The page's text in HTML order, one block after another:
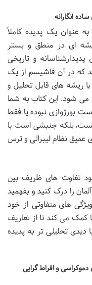
انگارانه
عنوان یک پدیده کاملاً
ای در منطق و بستر
پدیدارشناسانه و تاریخی
که در آن فاشیسم از یک
ریشه های قابل تحلیل و
می شود. این کتاب به شما
بورژوازی نبوده یا فقط
بلکه جنبشی است با
عمیق نظام لیبرالی و ترس
بود تفاوت های ظریف بین
را درک کنید و بفهمید
های متفاوتی از خود
کمک می کند تا از تعاریف
تحلیلی تر به پدیده
و افراط گرایی